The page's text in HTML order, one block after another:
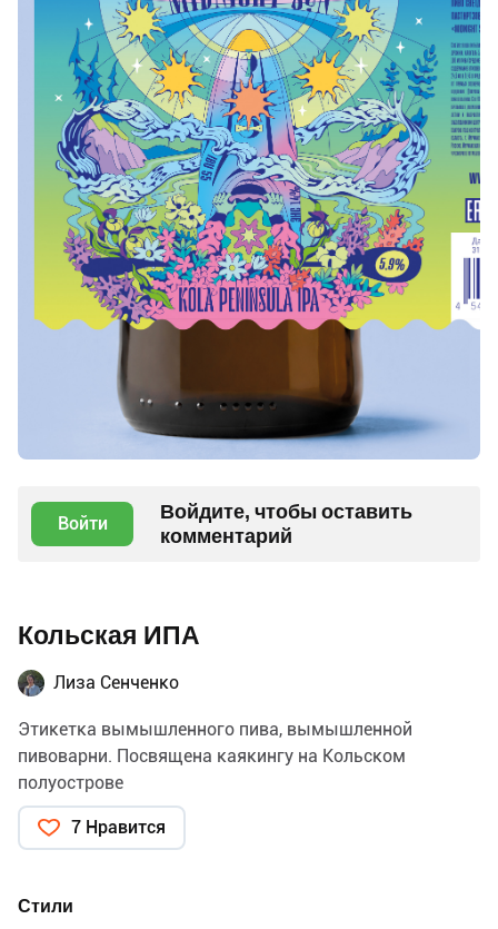
Войти
Войдите, чтобы оставить
комментарий
Кольская ИПА
Лиза Сенченко
Этикетка вымышленного пива, вымышленной
пивоварни. Посвящена каякингу на Кольском
полуострове
7 Нравится
Стили